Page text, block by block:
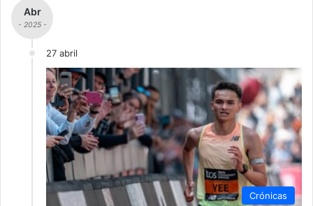
Abr
- 2025 -
27 abril
Crónicas